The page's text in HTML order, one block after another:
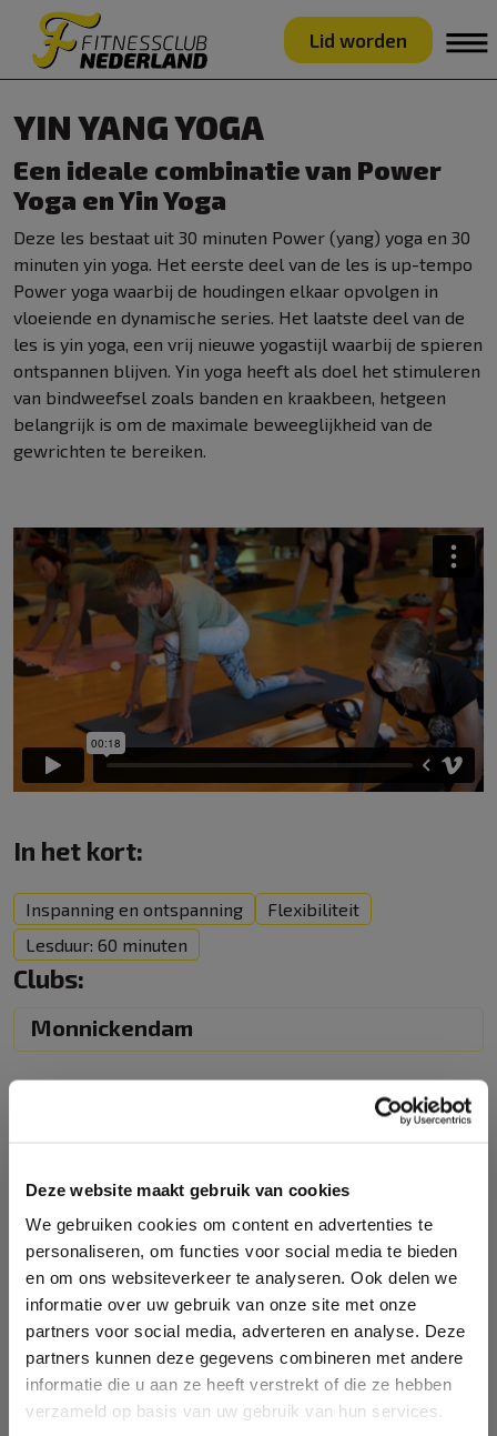
Deze website maakt gebruik van cookies
We gebruiken cookies om content en advertenties te
personaliseren, om functies voor social media te bieden
en om ons websiteverkeer te analyseren. Ook delen we
informatie over uw gebruik van onze site met onze
partners voor social media, adverteren en analyse. Deze
partners kunnen deze gegevens combineren met andere
informatie die u aan ze heeft verstrekt of die ze hebben
verzameld op basis van uw gebruik van hun services.
Lid worden
YIN YANG YOGA
Een ideale combinatie van Power
Yoga en Yin Yoga
Deze les bestaat uit 30 minuten Power (yang) yoga en 30
minuten yin yoga. Het eerste deel van de les is up-tempo
Power yoga waarbij de houdingen elkaar opvolgen in
vloeiende en dynamische series. Het laatste deel van de
les is yin yoga, een vrij nieuwe yogastijl waarbij de spieren
ontspannen blijven. Yin yoga heeft als doel het stimuleren
van bindweefsel zoals banden en kraakbeen, hetgeen
belangrijk is om de maximale beweeglijkheid van de
gewrichten te bereiken.
In het kort:
Inspanning en ontspanning
Flexibiliteit
Lesduur: 60 minuten
Clubs:
Monnickendam
Gratis proefles